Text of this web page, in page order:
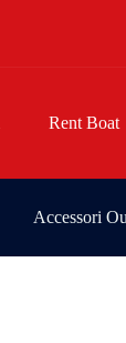
Rent Boat
Accessori